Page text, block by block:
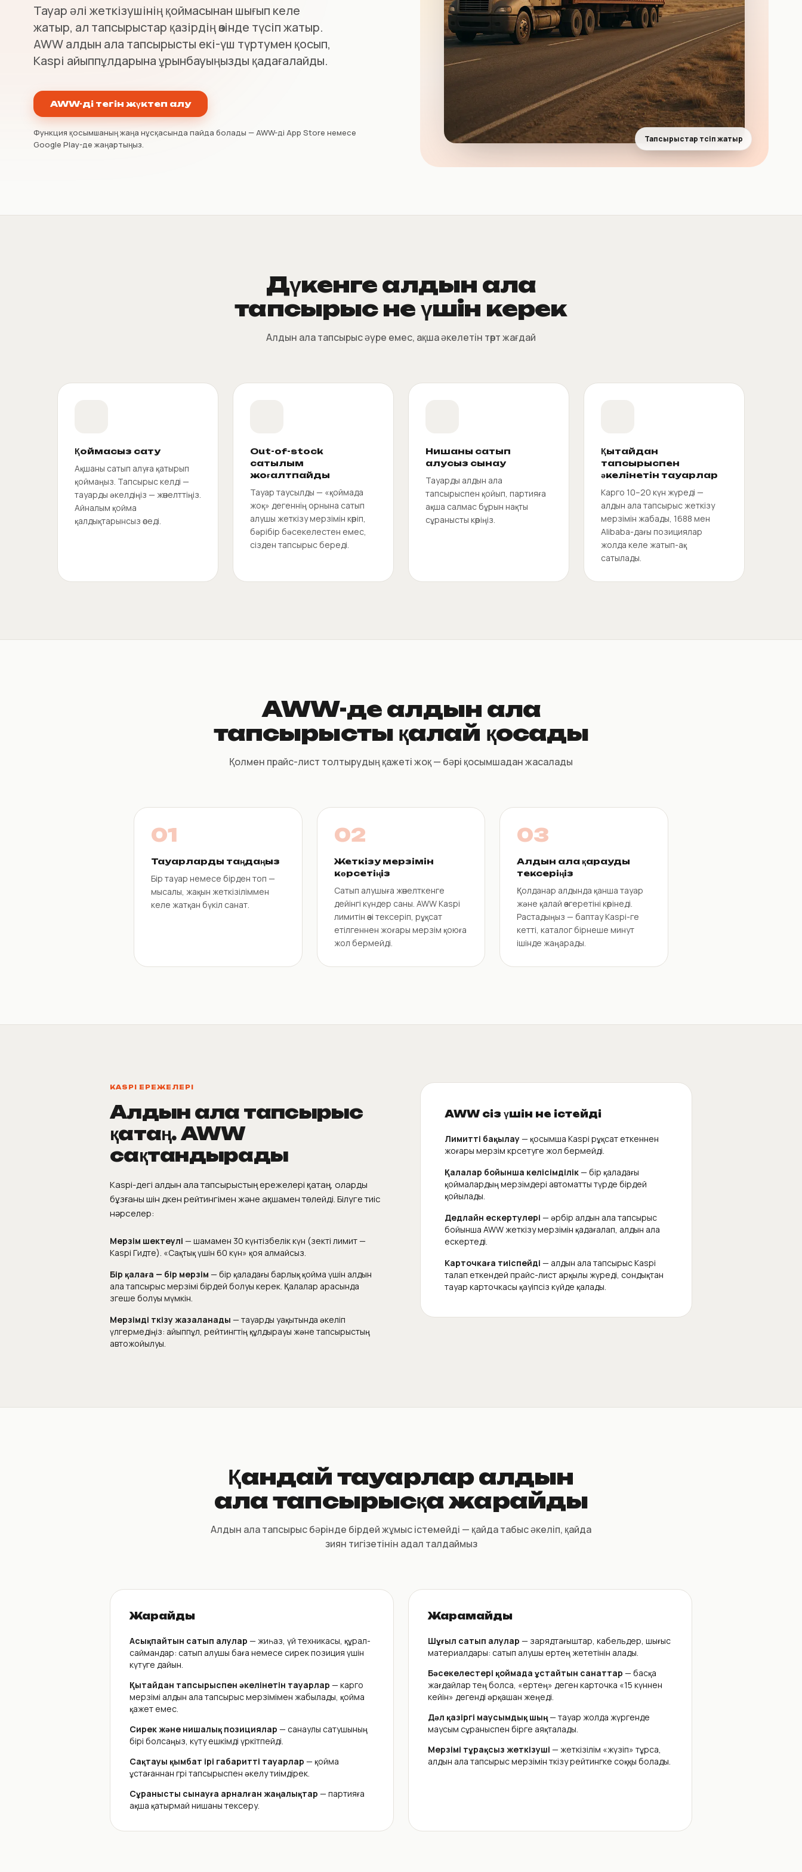
НКТ / NTIN
тіркеу
Тауар әлі жеткізушінің қоймасынан шығып келе
жатыр, ал тапсырыстар қазірдің өзінде түсіп жатыр.
AWW алдын ала тапсырысты екі-үш түртумен қосып,
Kaspi айыппұлдарына ұрынбауыңызды қадағалайды.
AWW-ді тегін жүктеп алу
Функция қосымшаның жаңа нұсқасында пайда болады — AWW-ді App Store немесе
Google Play-де жаңартыңыз.
Тапсырыстар түсіп жатыр
Дүкенге алдын ала
тапсырыс не үшін керек
Алдын ала тапсырыс әуре емес, ақша әкелетін төрт жағдай
Қоймасыз сату
Ақшаны сатып алуға қатырып
қоймаңыз. Тапсырыс келді —
тауарды әкелдіңіз — жөнелттіңіз.
Айналым қойма
қалдықтарынсыз өседі.
Out-of-stock
сатылым
жоғалтпайды
Тауар таусылды — «қоймада
жоқ» дегеннің орнына сатып
алушы жеткізу мерзімін көріп,
бәрібір бәсекелестен емес,
сізден тапсырыс береді.
Нишаны сатып
алусыз сынау
Тауарды алдын ала
тапсырыспен қойып, партияға
ақша салмас бұрын нақты
сұранысты көріңіз.
Қытайдан
тапсырыспен
әкелінетін тауарлар
Карго 10–20 күн жүреді —
алдын ала тапсырыс жеткізу
мерзімін жабады, 1688 мен
Alibaba-дағы позициялар
жолда келе жатып-ақ
сатылады.
AWW-де алдын ала
тапсырысты қалай қосады
Қолмен прайс-лист толтырудың қажеті жоқ — бәрі қосымшадан жасалады
01
Тауарларды таңдаңыз
Бір тауар немесе бірден топ —
мысалы, жақын жеткізіліммен
келе жатқан бүкіл санат.
02
Жеткізу мерзімін
көрсетіңіз
Сатып алушыға жөнелткенге
дейінгі күндер саны. AWW Kaspi
лимитін өзі тексеріп, рұқсат
етілгеннен жоғары мерзім қоюға
жол бермейді.
03
Алдын ала қарауды
тексеріңіз
Қолданар алдында қанша тауар
және қалай өзгеретіні көрінеді.
Растадыңыз — баптау Kaspi-ге
кетті, каталог бірнеше минут
ішінде жаңарады.
KASPI ЕРЕЖЕЛЕРІ
Алдын ала тапсырыс
қатаң. AWW
сақтандырады
Kaspi-дегі алдын ала тапсырыстың ережелері қатаң, оларды
бұзғаны үшін дүкен рейтингімен және ақшамен төлейді. Білуге тиіс
нәрселер:
Мерзім шектеулі — шамамен 30 күнтізбелік күн (өзекті лимит —
Kaspi Гидте). «Сақтық үшін 60 күн» қоя алмайсыз.
Бір қалаға — бір мерзім — бір қаладағы барлық қойма үшін алдын
ала тапсырыс мерзімі бірдей болуы керек. Қалалар арасында
өзгеше болуы мүмкін.
Мерзімді өткізу жазаланады — тауарды уақытында әкеліп
үлгермедіңіз: айыппұл, рейтингтің құлдырауы және тапсырыстың
автожойылуы.
AWW сіз үшін не істейді
Лимитті бақылау— қосымша Kaspi рұқсат еткеннен
жоғары мерзім көрсетуге жол бермейді.
Қалалар бойынша келісімділік— бір қаладағы
қоймалардың мерзімдері автоматты түрде бірдей
қойылады.
Дедлайн ескертулері — әрбір алдын ала тапсырыс
бойынша AWW жеткізу мерзімін қадағалап, алдын ала
ескертеді.
Карточкаға тиіспейді — алдын ала тапсырыс Kaspi
талап еткендей прайс-лист арқылы жүреді, сондықтан
тауар карточкасы қауіпсіз күйде қалады.
Қандай тауарлар алдын
ала тапсырысқа жарайды
Алдын ала тапсырыс бәрінде бірдей жұмыс істемейді — қайда табыс әкеліп, қайда
зиян тигізетінін адал талдаймыз
Жарайды
Асықпайтын сатып алулар — жиһаз, үй техникасы, құрал-
саймандар: сатып алушы баға немесе сирек позиция үшін
күтуге дайын.
Қытайдан тапсырыспен әкелінетін тауарлар — карго
мерзімі алдын ала тапсырыс мерзімімен жабылады, қойма
қажет емес.
Сирек және нишалық позициялар — санаулы сатушының
бірі болсаңыз, күту ешкімді үркітпейді.
Сақтауы қымбат ірі габаритті тауарлар — қойма
ұстағаннан гөрі тапсырыспен әкелу тиімдірек.
Сұранысты сынауға арналған жаңалықтар — партияға
ақша қатырмай нишаны тексеру.
Жарамайды
Шұғыл сатып алулар — зарядтағыштар, кабельдер, шығыс
материалдары: сатып алушы ертең жететінін алады.
Бәсекелестері қоймада ұстайтын санаттар — басқа
жағдайлар тең болса, «ертең» деген карточка «15 күннен
кейін» дегенді әрқашан жеңеді.
Дәл қазіргі маусымдық шың— тауар жолда жүргенде
маусым сұраныспен бірге аяқталады.
Мерзімі тұрақсыз жеткізуші — жеткізілім «жүзіп» тұрса,
алдын ала тапсырыс мерзімін өткізу рейтингке соққы болады.